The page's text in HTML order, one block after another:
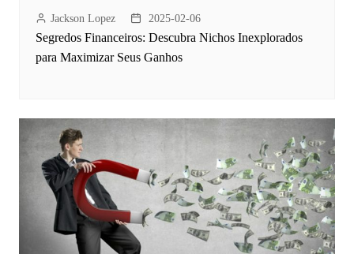
Jackson Lopez 2025-02-06
Segredos Financeiros: Descubra Nichos Inexplorados
para Maximizar Seus Ganhos